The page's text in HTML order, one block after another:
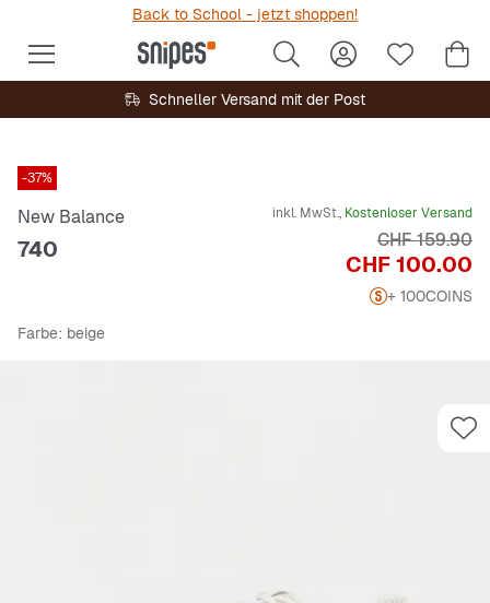
Back to School - jetzt shoppen!
Schneller Versand mit der Post
-37%
New Balance
740
inkl. MwSt., Kostenloser Versand
Preis
CHF 100.00
Originalpreis
CHF 159.90
+ 100COINS
Farbe: beige